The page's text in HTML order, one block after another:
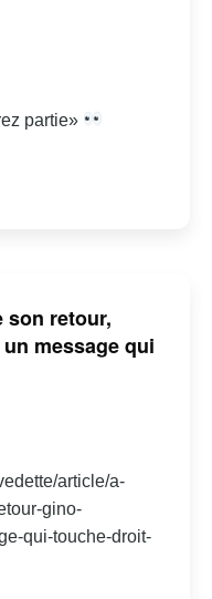
partie»
son retour,
message qui
article/a-
gino-
qui-touche-droit-